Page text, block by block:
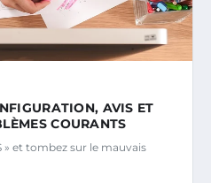
AVIS ET
COURANTS
» et tombez sur le mauvais